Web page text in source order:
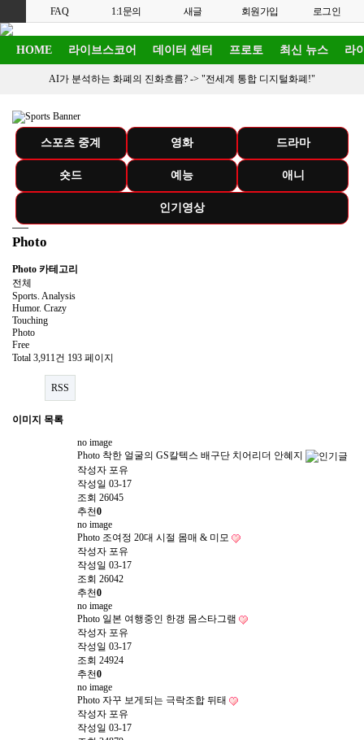
FAQ 1:1문의 새글 회원가입 로그인
HOME 라이브스코어 데이터 센터 프로토 최신 뉴스 라
AI가 분석하는 화폐의 진화흐름? -> "전세계 통합 디지털화폐!"
스포츠 중계 영화 드라마
숏드 예능 애니
인기영상
Photo
Photo 카테고리
전체
Sports. Analysis
Humor. Crazy
Touching
Photo
Free
Total 3,911건 193 페이지
RSS
이미지 목록
no image
Photo 착한 얼굴의 GS칼텍스 배구단 치어리더 안혜지
작성자 포유
작성일 03-17
조회 26045
추천0
no image
Photo 조여정 20대 시절 몸매 & 미모
작성자 포유
작성일 03-17
조회 26042
추천0
no image
Photo 일본 여행중인 한갱 몸스타그램
작성자 포유
작성일 03-17
조회 24924
추천0
no image
Photo 자꾸 보게되는 극락조합 뒤태
작성자 포유
작성일 03-17